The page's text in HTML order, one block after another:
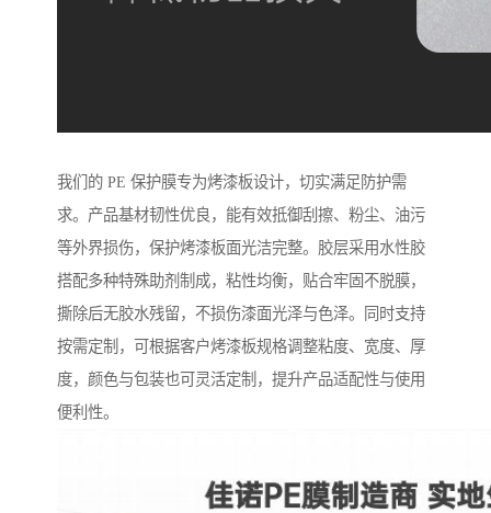
我们的 PE 保护膜专为烤漆板设计，切实满足防护需
求。产品基材韧性优良，能有效抵御刮擦、粉尘、油污
等外界损伤，保护烤漆板面光洁完整。胶层采用水性胶
搭配多种特殊助剂制成，粘性均衡，贴合牢固不脱膜，
撕除后无胶水残留，不损伤漆面光泽与色泽。同时支持
按需定制，可根据客户烤漆板规格调整粘度、宽度、厚
度，颜色与包装也可灵活定制，提升产品适配性与使用
便利性。